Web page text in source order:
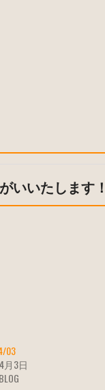
いいたします
03
月3日